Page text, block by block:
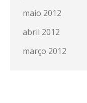
maio 2012
abril 2012
março 2012